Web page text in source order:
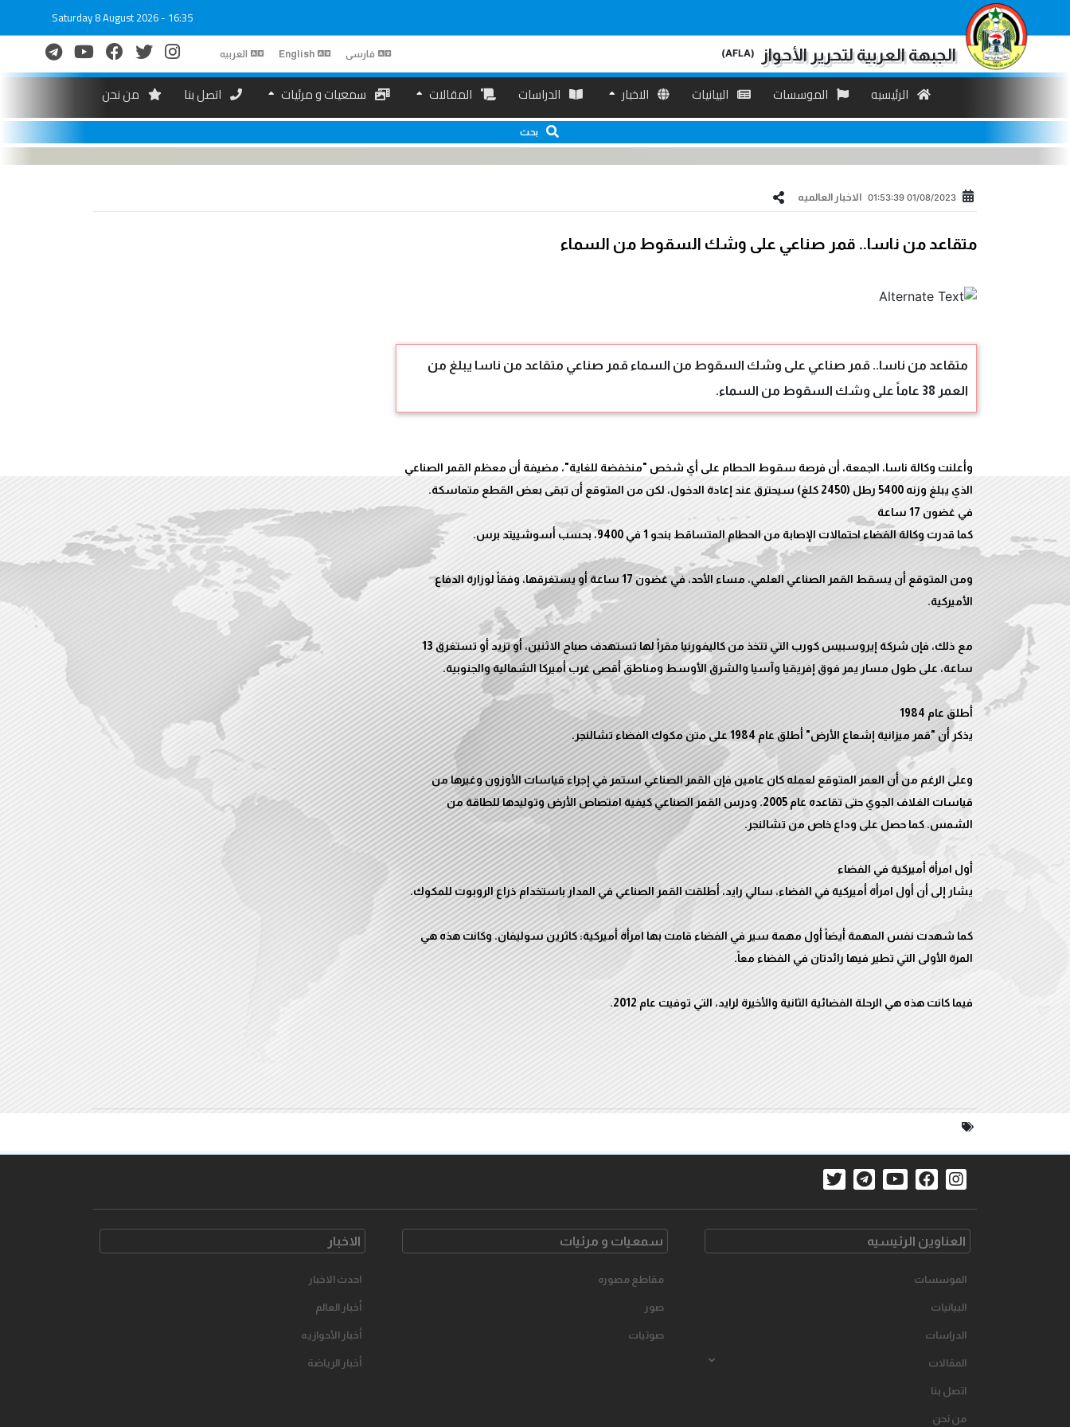
الجبهة العربية لتحرير الأحواز (AFLA) فارسی English العربیه
Saturday 8 August 2026 - 16:35
الرئیسیه الموسسات البیانیات الاخبار الدراسات المقالات سمعیات و مرئیات اتصل بنا من نحن
بحث
01/08/2023 01:53:39 الاخبار العالمیه
متقاعد من ناسا.. قمر صناعي على وشك السقوط من السماء
متقاعد من ناسا.. قمر صناعي على وشك السقوط من السماء قمر صناعي متقاعد من ناسا يبلغ من
العمر 38 عاماً على وشك السقوط من السماء.
وأعلنت وكالة ناسا، الجمعة، أن فرصة سقوط الحطام على أي شخص "منخفضة للغاية"، مضيفة أن معظم القمر الصناعي
ومن المتوقع أن يسقط القمر الصناعي العلمي، مساء الأحد، في غضون 17 ساعة أو يستغرقها، وفقاً لوزارة الدفاع
مع ذلك، فإن شركة إيروسبيس كورب التي تتخذ من كاليفورنيا مقراً لها تستهدف صباح الاثنين، أو تزيد أو تستغرق 13
وعلى الرغم من أن العمر المتوقع لعمله كان عامين فإن القمر الصناعي استمر في إجراء قياسات الأوزون وغيرها من
قياسات الغلاف الجوي حتى تقاعده عام 2005. ودرس القمر الصناعي كيفية امتصاص الأرض وتوليدها للطاقة من
كما شهدت نفس المهمة أيضاً أول مهمة سير في الفضاء قامت بها امرأة أميركية: كاثرين سوليفان. وكانت هذه هي
فيما كانت هذه هي الرحلة الفضائية الثانية والأخيرة لرايد، التي توفيت عام 2012.
العناوین الرئیسیه
الموسسات
البیانیات
الدراسات
المقالات
اتصل بنا
من نحن
سمعیات و مرئیات
مقاطع مصوره
صور
صوتیات
الاخبار
احدث الاخبار
أخبار العالم
أخبار الأحوازیه
أخبار الرياضة